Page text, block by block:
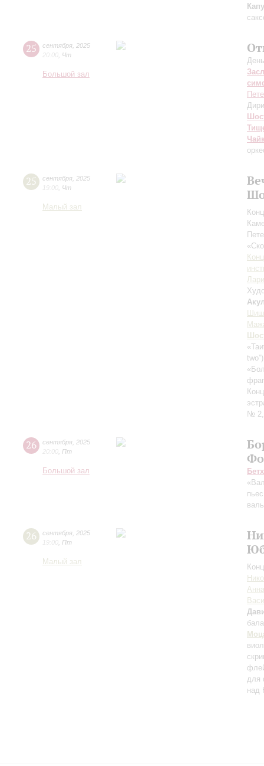
25 сентября 2025
20:00 Чт
Большой зал
25 сентября 2025
19:00 Чт
Малый зал
№ 2,
26 сентября 2025
20:00 Пт
Большой зал
26 сентября 2025
19:00 Пт
Малый зал
для
над